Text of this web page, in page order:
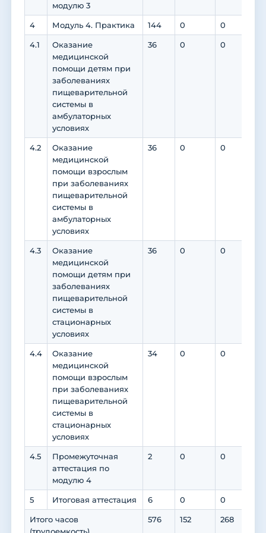
модулю 3
4 Модуль 4. Практика 144 0 0
4.1
Оказание
медицинской
помощи детям при
заболеваниях
пищеварительной
системы в
амбулаторных
условиях
36 0 0
4.2
Оказание
медицинской
помощи взрослым
при заболеваниях
пищеварительной
системы в
амбулаторных
условиях
36 0 0
4.3
Оказание
медицинской
помощи детям при
заболеваниях
пищеварительной
системы в
стационарных
условиях
36 0 0
4.4
Оказание
медицинской
помощи взрослым
при заболеваниях
пищеварительной
системы в
стационарных
условиях
34 0 0
4.5
Промежуточная
аттестация по
модулю 4
2 0 0
5 Итоговая аттестация 6 0 0
Итого часов
576 152 268